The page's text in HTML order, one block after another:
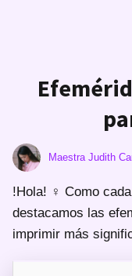
Maestra Judith
!Hola! ‍♀️ Como
destacamos las
imprimir más